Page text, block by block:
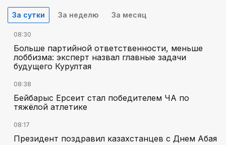
За сутки За неделю За месяц
08:30
Больше партийной ответственности, меньше
лоббизма: эксперт назвал главные задачи
будущего Курултая
08:38
Бейбарыс Ерсеит стал победителем ЧА по
тяжёлой атлетике
08:17
Президент поздравил казахстанцев с Днем Абая